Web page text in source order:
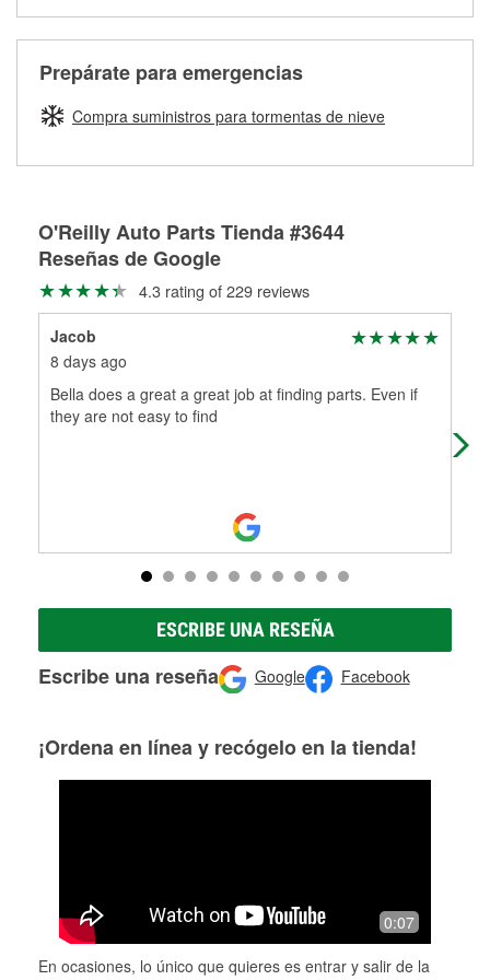
partes de reemplazo correctas para tu reparación.
Rectificación de tambores y discos de freno
Prepárate para emergencias
Compra suministros para tormentas de nieve
O'Reilly Auto Parts Tienda #3644
Reseñas de Google
4.3 rating of 229 reviews
Jacob
8 days ago
Bella does a great a great job at finding parts. Even if
they are not easy to find
ESCRIBE UNA RESEÑA
Escribe una reseña Google Facebook
¡Ordena en línea y recógelo en la tienda!
0:07
En ocasiones, lo único que quieres es entrar y salir de la